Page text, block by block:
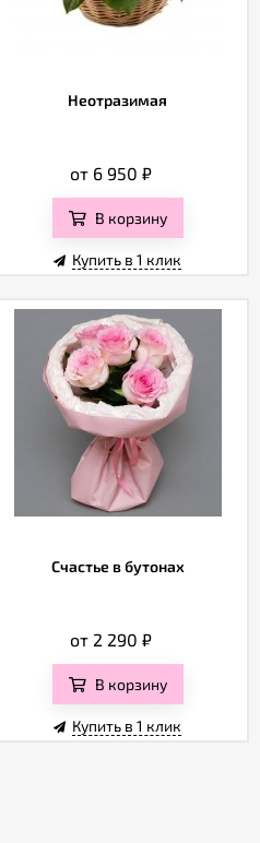
Неотразимая
от 6 950 ₽
В корзину
Купить в 1 клик
Счастье в бутонах
от 2 290 ₽
В корзину
Купить в 1 клик